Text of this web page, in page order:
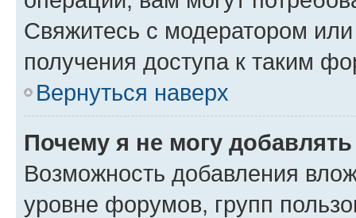
Свяжитесь с модератором
получения доступа к таким
Вернуться наверх
Почему я не могу
Возможность добавления
уровне форумов, групп